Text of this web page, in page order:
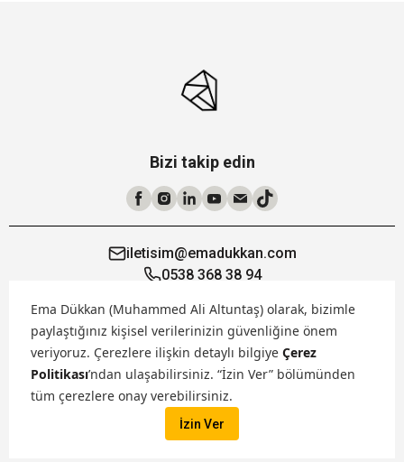
Ema Dükkan (Muhammed Ali Altuntaş) olarak, bizimle
paylaştığınız kişisel verilerinizin güvenliğine önem
veriyoruz. Çerezlere ilişkin detaylı bilgiye Çerez
Politikası’ndan ulaşabilirsiniz. “İzin Ver” bölümünden
tüm çerezlere onay verebilirsiniz.
İzin Ver
Bizi takip edin
iletisim@emadukkan.com
0538 368 38 94
19/1 Yenimahalle Ankara
Öne Çıkanlar
Hakkımızda